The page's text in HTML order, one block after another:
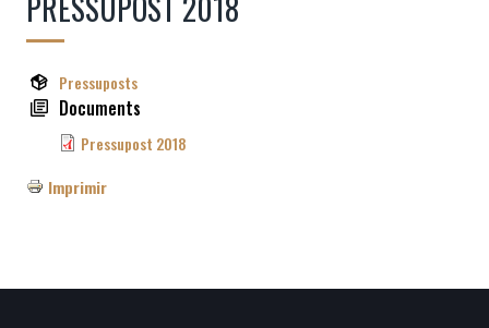
ayuda
a
la
navegación
Pressuposts
Documents
Pressupost 2018
Imprimir